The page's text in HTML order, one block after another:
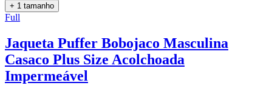
+ 1 tamanho
Full
Jaqueta Puffer Bobojaco Masculina
Casaco Plus Size Acolchoada
Impermeável